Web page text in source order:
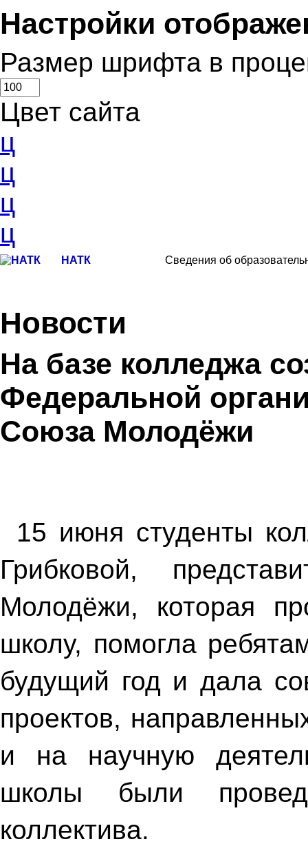
Настройки
Размер шрифта в
Цвет сайта
ц
ц
ц
ц
НАТК Сведения об
Новости
На базе колледжа
Федеральной
Союза Молодёжи
15 июня студенты
Грибковой,
Молодёжи, которая
школу, помогла
будущий год и дала
проектов,
и на научную
школы были
коллектива.